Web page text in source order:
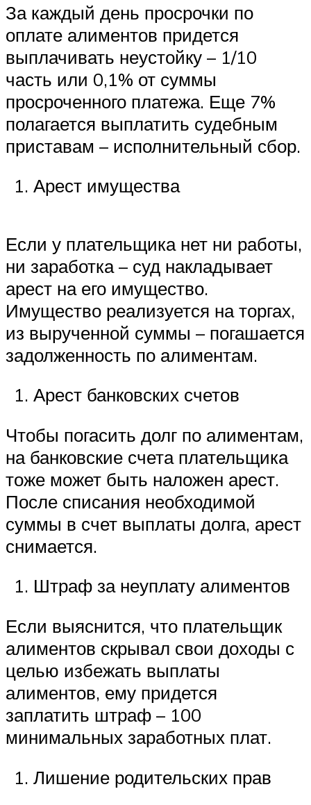
За каждый день просрочки по
оплате алиментов придется
выплачивать неустойку – 1/10
часть или 0,1% от суммы
просроченного платежа. Еще 7%
полагается выплатить судебным
приставам – исполнительный сбор.
Арест имущества
Если у плательщика нет ни работы,
ни заработка – суд накладывает
арест на его имущество.
Имущество реализуется на торгах,
из вырученной суммы – погашается
задолженность по алиментам.
Арест банковских счетов
Чтобы погасить долг по алиментам,
на банковские счета плательщика
тоже может быть наложен арест.
После списания необходимой
суммы в счет выплаты долга, арест
снимается.
Штраф за неуплату алиментов
Если выяснится, что плательщик
алиментов скрывал свои доходы с
целью избежать выплаты
алиментов, ему придется
заплатить штраф – 100
минимальных заработных плат.
Лишение родительских прав